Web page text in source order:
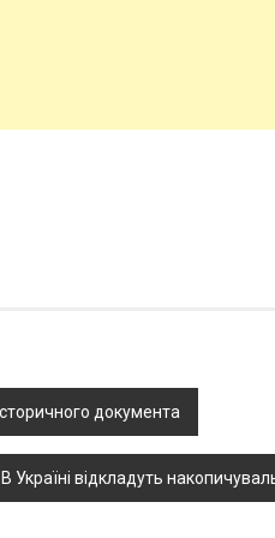
документа
В Україні відкладуть